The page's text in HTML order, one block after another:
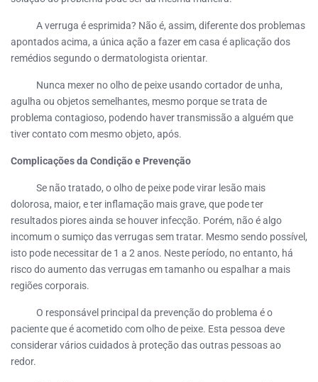
A verruga é esprimida? Não é, assim, diferente dos problemas
apontados acima, a única ação a fazer em casa é aplicação dos
remédios segundo o dermatologista orientar.
Nunca mexer no olho de peixe usando cortador de unha,
agulha ou objetos semelhantes, mesmo porque se trata de
problema contagioso, podendo haver transmissão a alguém que
tiver contato com mesmo objeto, após.
Complicações da Condição e Prevenção
Se não tratado, o olho de peixe pode virar lesão mais
dolorosa, maior, e ter inflamação mais grave, que pode ter
resultados piores ainda se houver infecção. Porém, não é algo
incomum o sumiço das verrugas sem tratar. Mesmo sendo possível,
isto pode necessitar de 1 a 2 anos. Neste período, no entanto, há
risco do aumento das verrugas em tamanho ou espalhar a mais
regiões corporais.
O responsável principal da prevenção do problema é o
paciente que é acometido com olho de peixe. Esta pessoa deve
considerar vários cuidados à proteção das outras pessoas ao
redor.